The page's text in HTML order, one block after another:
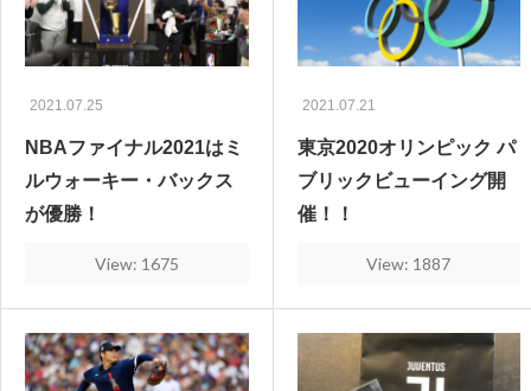
2021.07.25
NBAファイナル2021はミ
ルウォーキー・バックス
が優勝！
View: 1675
2021.07.21
東京2020オリンピック パ
ブリックビューイング開
催！！
View: 1887